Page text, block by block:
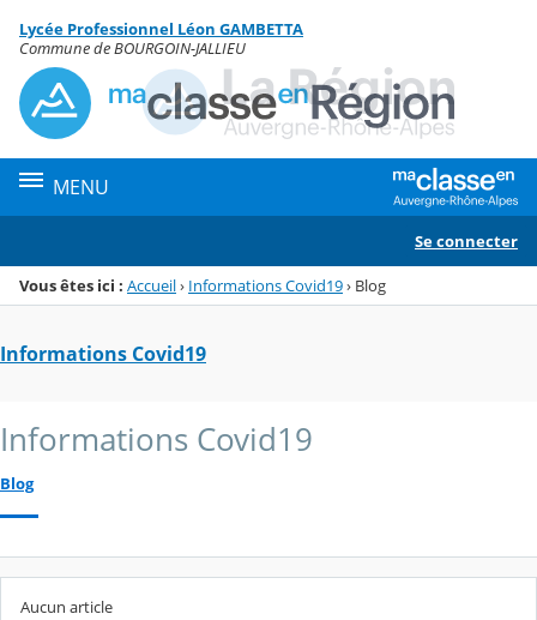
Menu de la rubrique
Contenu
Lycée Professionnel Léon GAMBETTA
Commune de BOURGOIN-JALLIEU
MENU
Se connecter
Vous êtes ici : Accueil› Informations Covid19› Blog
Informations Covid19
Informations Covid19
Blog
Aucun article